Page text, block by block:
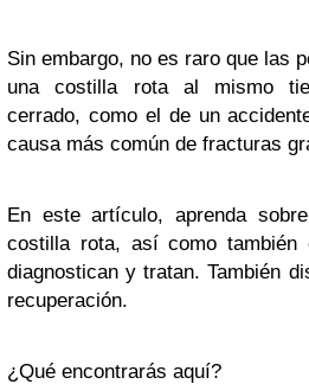
Sin embargo, no es raro que las
una costilla rota al mismo
cerrado, como el de un
causa más común de fracturas
En este artículo, aprenda
costilla rota, así como también
diagnostican y tratan. También
recuperación.
¿Qué encontrarás aquí?